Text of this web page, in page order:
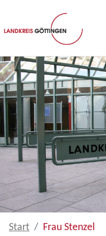
Zum Hauptinhalt springen
Start Frau Stenzel